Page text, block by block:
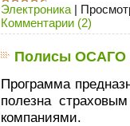
Электроника |
Комментарии (2)
Полисы ОСАГО
Программа
полезна
компаниями.